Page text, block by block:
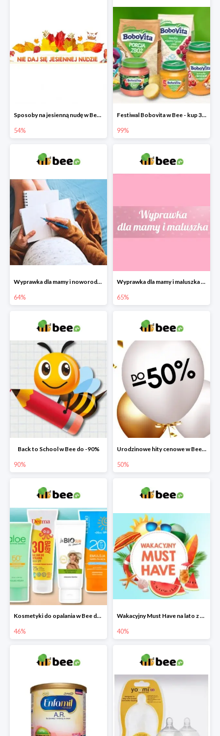
Sposoby na jesienną nudę w Bee do -54%
54%
Festiwal Bobovita w Bee - kup 3 produkty a 4. otrzymasz 99% taniej
99%
Wyprawka dla mamy i noworodka w Bee do -64%
64%
Wyprawka dla mamy i maluszka w Bee do -65%
65%
Back to School w Bee do -90%
90%
Urodzinowe hity cenowe w Bee do -50%
50%
Kosmetyki do opalania w Bee do -46%
46%
Wakacyjny Must Have na lato z maluszkiem w Bee do -40%
40%